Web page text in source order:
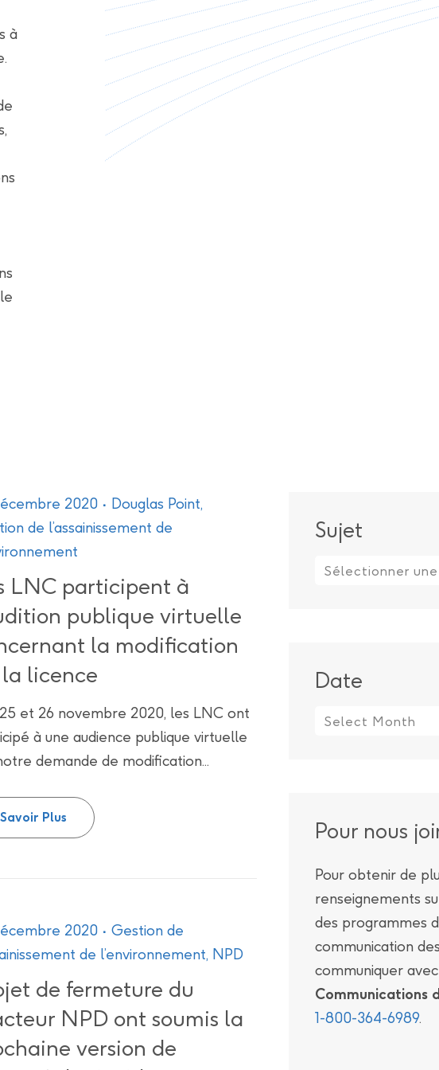
à
2020 Douglas Point,
de l’assainissement de
LNC participent à
publique virtuelle
la modification
licence
et 26 novembre 2020, les LNC ont
à une audience publique virtuelle
demande de modification...
Savoir Plus
Les LNC participent à l’audition publique virtuelle
2020
Gestion de
de l’environnement, NPD
de fermeture du
NPD ont soumis la
version de
Sujet
Date
Pour nous
Pour obtenir de
renseignements
des programmes
communication
communiquer avec
Communications
1-800-364-6989.